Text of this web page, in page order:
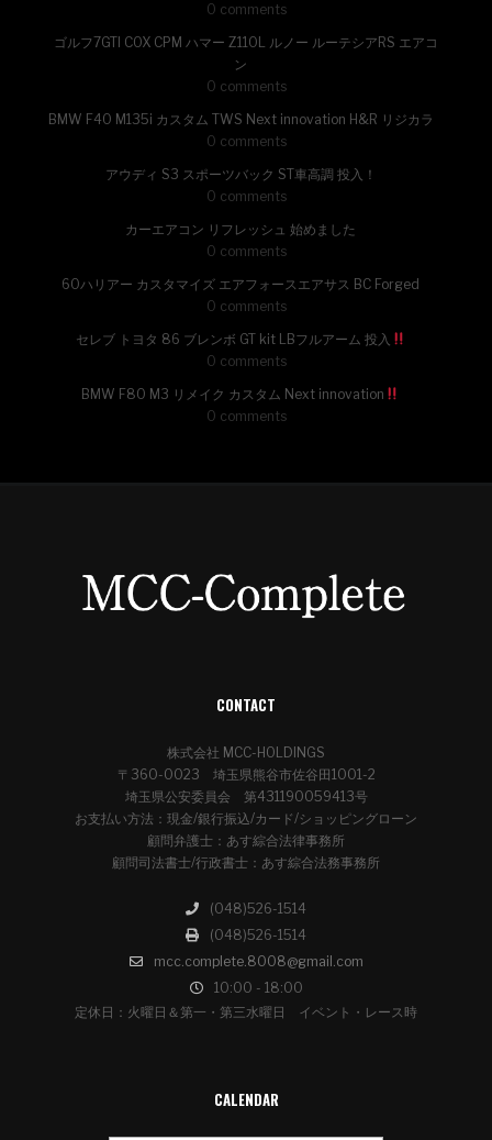
0 comments
ゴルフ7GTI COX CPM ハマー Z110L ルノー ルーテシアRS エアコ
ン
0 comments
BMW F40 M135i カスタム TWS Next innovation H&R リジカラ
0 comments
アウディ S3 スポーツバック ST車高調 投入！
0 comments
カーエアコン リフレッシュ 始めました
0 comments
60ハリアー カスタマイズ エアフォースエアサス BC Forged
0 comments
セレブ トヨタ 86 ブレンボ GT kit LBフルアーム 投入
0 comments
BMW F80 M3 リメイク カスタム Next innovation
0 comments
CONTACT
株式会社 MCC-HOLDINGS
〒360-0023 埼玉県熊谷市佐谷田1001-2
埼玉県公安委員会 第431190059413号
お支払い方法：現金/銀行振込/カード/ショッピングローン
顧問弁護士：あす綜合法律事務所
顧問司法書士/行政書士：あす綜合法務事務所
(048)526-1514
(048)526-1514
mcc.complete.8008@gmail.com
10:00 - 18:00
定休日：火曜日＆第一・第三水曜日 イベント・レース時
CALENDAR